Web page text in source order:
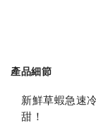
產品細節
新鮮草蝦急速
甜！